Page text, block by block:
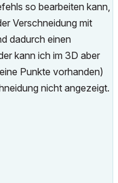
so bearbeiten kann,
Verschneidung mit
dadurch einen
kann ich im 3D aber
Punkte vorhanden)
nicht angezeigt.